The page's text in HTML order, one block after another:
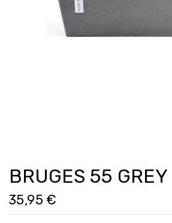
BRUGES 55 GREY
35,95 €